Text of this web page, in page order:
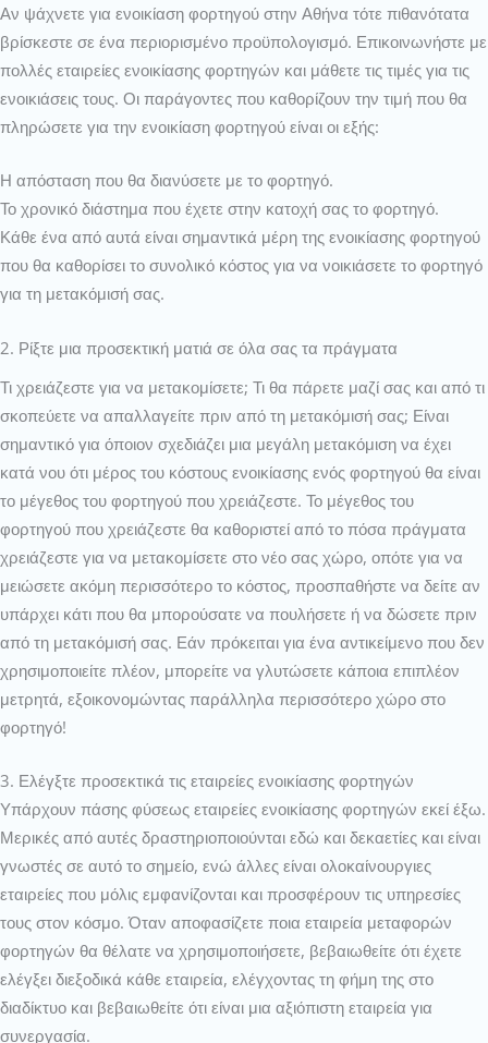
Αν ψάχνετε για ενοικίαση φορτηγού στην Αθήνα τότε πιθανότατα
βρίσκεστε σε ένα περιορισμένο προϋπολογισμό. Επικοινωνήστε με
πολλές εταιρείες ενοικίασης φορτηγών και μάθετε τις τιμές για τις
ενοικιάσεις τους. Οι παράγοντες που καθορίζουν την τιμή που θα
πληρώσετε για την ενοικίαση φορτηγού είναι οι εξής:
Η απόσταση που θα διανύσετε με το φορτηγό.
Το χρονικό διάστημα που έχετε στην κατοχή σας το φορτηγό.
Κάθε ένα από αυτά είναι σημαντικά μέρη της ενοικίασης φορτηγού
που θα καθορίσει το συνολικό κόστος για να νοικιάσετε το φορτηγό
για τη μετακόμισή σας.
2. Ρίξτε μια προσεκτική ματιά σε όλα σας τα πράγματα
Τι χρειάζεστε για να μετακομίσετε; Τι θα πάρετε μαζί σας και από τι
σκοπεύετε να απαλλαγείτε πριν από τη μετακόμισή σας; Είναι
σημαντικό για όποιον σχεδιάζει μια μεγάλη μετακόμιση να έχει
κατά νου ότι μέρος του κόστους ενοικίασης ενός φορτηγού θα είναι
το μέγεθος του φορτηγού που χρειάζεστε. Το μέγεθος του
φορτηγού που χρειάζεστε θα καθοριστεί από το πόσα πράγματα
χρειάζεστε για να μετακομίσετε στο νέο σας χώρο, οπότε για να
μειώσετε ακόμη περισσότερο το κόστος, προσπαθήστε να δείτε αν
υπάρχει κάτι που θα μπορούσατε να πουλήσετε ή να δώσετε πριν
από τη μετακόμισή σας. Εάν πρόκειται για ένα αντικείμενο που δεν
χρησιμοποιείτε πλέον, μπορείτε να γλυτώσετε κάποια επιπλέον
μετρητά, εξοικονομώντας παράλληλα περισσότερο χώρο στο
φορτηγό!
3. Ελέγξτε προσεκτικά τις εταιρείες ενοικίασης φορτηγών
Υπάρχουν πάσης φύσεως εταιρείες ενοικίασης φορτηγών εκεί έξω.
Μερικές από αυτές δραστηριοποιούνται εδώ και δεκαετίες και είναι
γνωστές σε αυτό το σημείο, ενώ άλλες είναι ολοκαίνουργιες
εταιρείες που μόλις εμφανίζονται και προσφέρουν τις υπηρεσίες
τους στον κόσμο. Όταν αποφασίζετε ποια εταιρεία μεταφορών
φορτηγών θα θέλατε να χρησιμοποιήσετε, βεβαιωθείτε ότι έχετε
ελέγξει διεξοδικά κάθε εταιρεία, ελέγχοντας τη φήμη της στο
διαδίκτυο και βεβαιωθείτε ότι είναι μια αξιόπιστη εταιρεία για
συνεργασία.